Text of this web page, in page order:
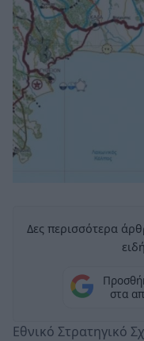
Δες περισσότερα
στα
Εθνικό Στρατηγικό